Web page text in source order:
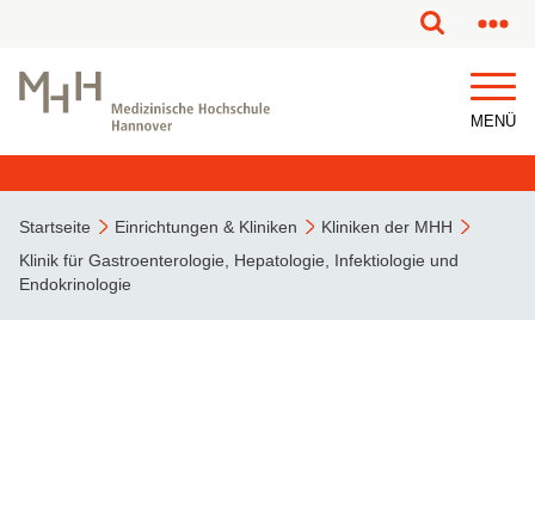
MENÜ
Startseite Einrichtungen & Kliniken
Kliniken der MHH
Klinik für Gastroenterologie, Hepatologie, Infektiologie und
Endokrinologie